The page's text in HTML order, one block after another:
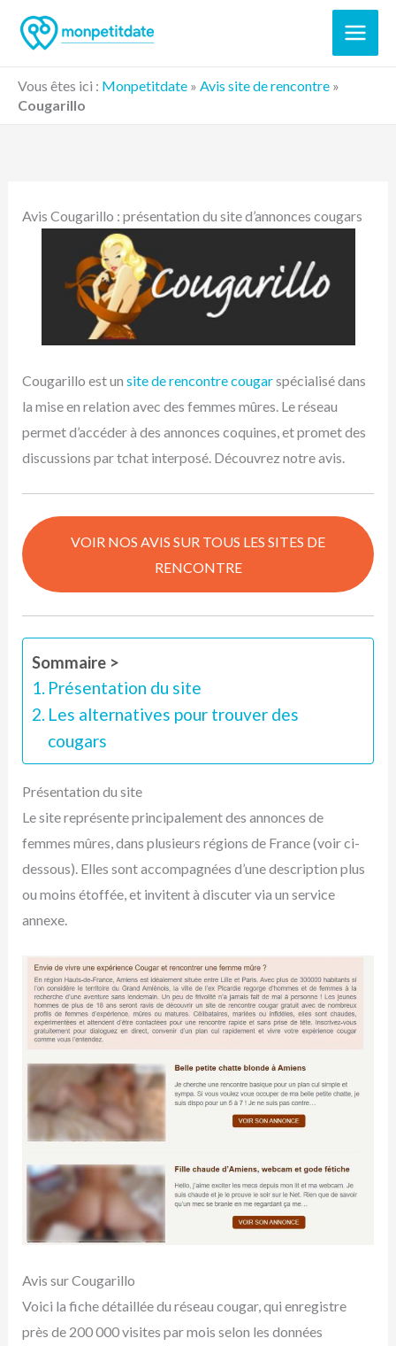
Vous êtes ici : Monpetitdate » Avis site de rencontre »
Cougarillo
Avis Cougarillo : présentation du site d’annonces cougars
Cougarillo est un site de rencontre cougarspécialisé dans
la mise en relation avec des femmes mûres. Le réseau
permet d’accéder à des annonces coquines, et promet des
discussions par tchat interposé. Découvrez notre avis.
VOIR NOS AVIS SUR TOUS LES SITES DE
RENCONTRE
Sommaire >
Présentation du site
Les alternatives pour trouver des
cougars
Présentation du site
Le site représente principalement des annonces de
femmes mûres, dans plusieurs régions de France (voir ci-
dessous). Elles sont accompagnées d’une description plus
ou moins étoffée, et invitent à discuter via un service
annexe.
Avis sur Cougarillo
Voici la fiche détaillée du réseau cougar, qui enregistre
près de 200 000 visites par mois selon les données